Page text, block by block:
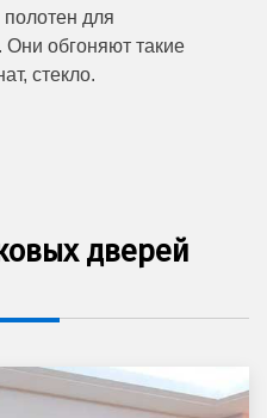
для
Они обгоняют такие
стекло.
дверей